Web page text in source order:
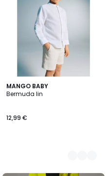
MANGO BABY
Bermuda lin
12,99 €
2
Couleurs